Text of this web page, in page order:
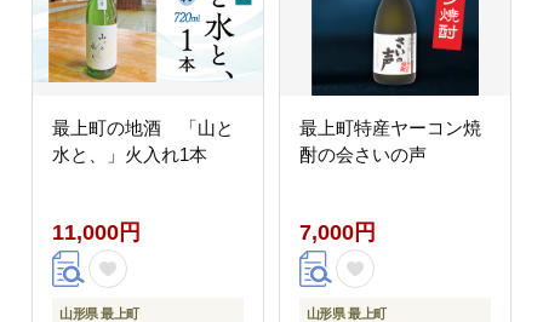
最上町の地酒 「山と
水と、」火入れ1本
11,000円
山形県 最上町
最上町特産ヤーコン焼
酎の会さいの声
7,000円
山形県 最上町